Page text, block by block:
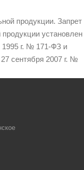
продукции. Запрет
установлен
1995 г. № 171-ФЗ и
сентября 2007 г. №